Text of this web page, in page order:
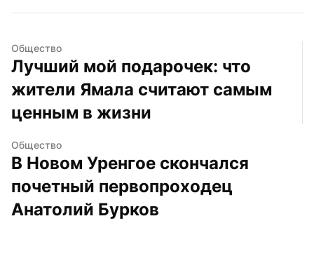
Общество
Лучший мой подарочек: что
жители Ямала считают самым
ценным в жизни
Общество
В Новом Уренгое скончался
почетный первопроходец
Анатолий Бурков